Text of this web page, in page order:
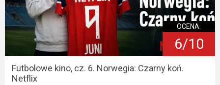
OCENA:
6/10
Futbolowe kino, cz. 6. Norwegia: Czarny koń.
Netflix